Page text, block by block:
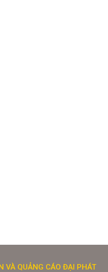
VÀ QUẢNG CÁO ĐẠI PHÁT